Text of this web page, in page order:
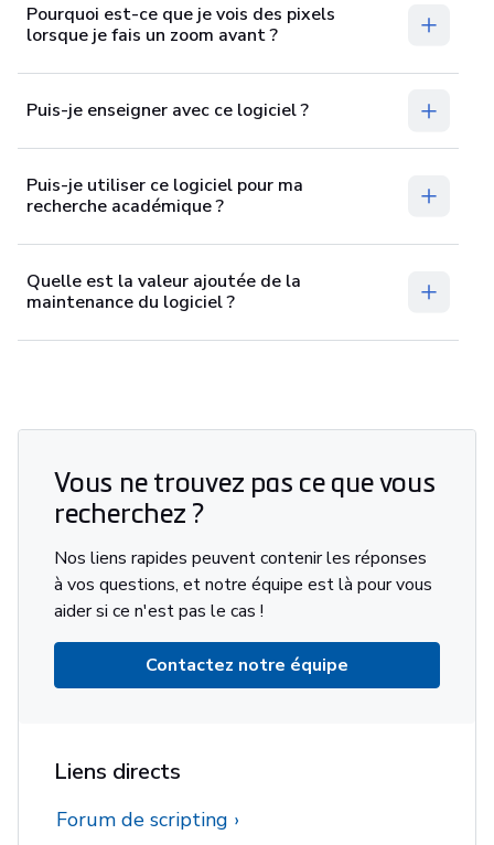
Pourquoi est-ce que je vois des pixels
lorsque je fais un zoom avant ?
Puis-je enseigner avec ce logiciel ?
Puis-je utiliser ce logiciel pour ma
recherche académique ?
Quelle est la valeur ajoutée de la
maintenance du logiciel ?
Vous ne trouvez pas ce que vous
recherchez ?
Nos liens rapides peuvent contenir les réponses
à vos questions, et notre équipe est là pour vous
aider si ce n'est pas le cas !
Contactez notre équipe
Liens directs
Forum de scripting